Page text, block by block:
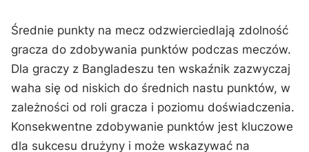
Średnie punkty na mecz odzwierciedlają zdolność
gracza do zdobywania punktów podczas meczów.
Dla graczy z Bangladeszu ten wskaźnik zazwyczaj
waha się od niskich do średnich nastu punktów, w
zależności od roli gracza i poziomu doświadczenia.
Konsekwentne zdobywanie punktów jest kluczowe
dla sukcesu drużyny i może wskazywać na